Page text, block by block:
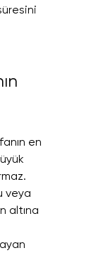
en
veya
altına